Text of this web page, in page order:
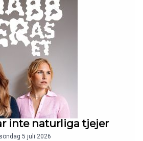
inte naturliga tjejer
söndag 5 juli 2026